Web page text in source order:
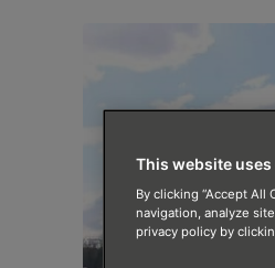
This website
By clicking “Accept
navigation, analyze
privacy policy by